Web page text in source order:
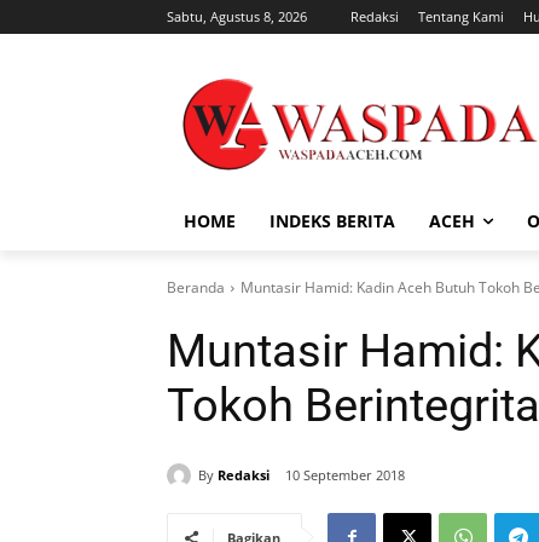
Sabtu, Agustus 8, 2026 Redaksi Tentang Kami
HOME INDEKS BERITA ACEH
Beranda Muntasir Hamid: Kadin Aceh Butuh Tokoh
Muntasir Hamid:
Tokoh
By Redaksi 10 September 2018
Bagikan